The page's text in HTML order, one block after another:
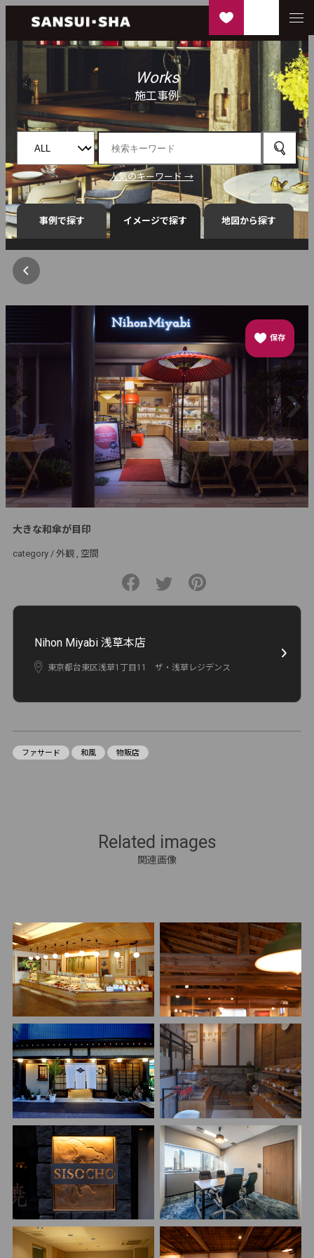
Works
施工事例
人気のキーワード →
事例で探す イメージで探す 地図から探す
保存
大きな和傘が目印
category / 外観 空間
Nihon Miyabi 浅草本店
東京都台東区浅草1丁目11 ザ・浅草レジデンス
ファサード 和風 物販店
Related images
関連画像